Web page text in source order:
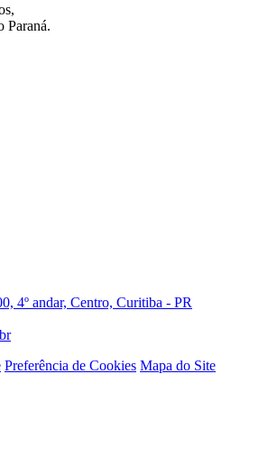
Paraná.
4º andar, Centro, Curitiba - PR
Preferência de Cookies Mapa do Site